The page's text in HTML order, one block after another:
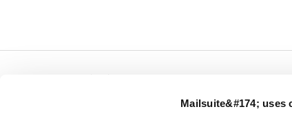
Mailsuite&#174; uses